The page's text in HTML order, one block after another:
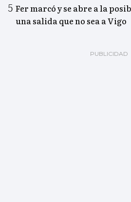
Fer marcó y se abre a la
una salida que no sea a Vigo